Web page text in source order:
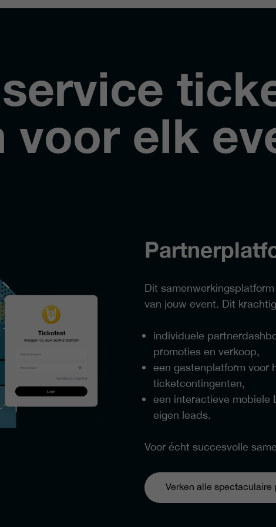
elk
Dit
van jouw event. Dit
individuele
promoties en verkoop,
een gastenplatform voor
ticketcontingenten,
een interactieve mobiele
eigen leads.
Voor écht succesvolle
Verken alle